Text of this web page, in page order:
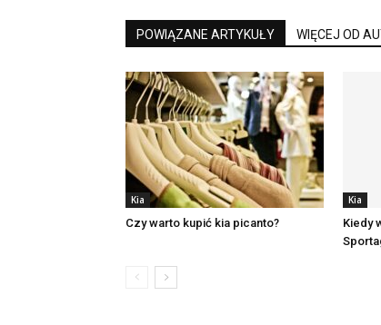
POWIĄZANE ARTYKUŁY WIĘCEJ OD
Kia
Czy warto kupić kia picanto?
Kia
Kiedy